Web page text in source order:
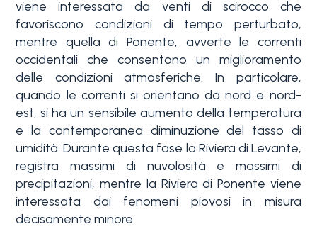
viene interessata da venti di scirocco che
favoriscono condizioni di tempo perturbato,
mentre quella di Ponente, avverte le correnti
occidentali che consentono un miglioramento
delle condizioni atmosferiche. In particolare,
quando le correnti si orientano da nord e nord-
est, si ha un sensibile aumento della temperatura
e la contemporanea diminuzione del tasso di
umidità. Durante questa fase la Riviera di Levante,
registra massimi di nuvolosità e massimi di
precipitazioni, mentre la Riviera di Ponente viene
interessata dai fenomeni piovosi in misura
decisamente minore.
Prezzo
Camere
minime